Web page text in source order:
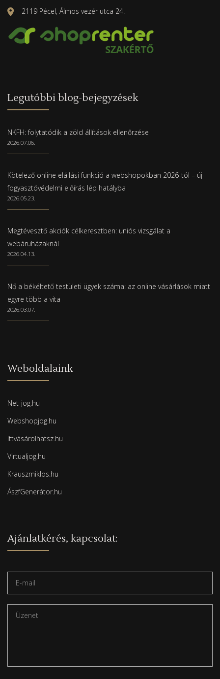
2119 Pécel, Álmos vezér utca 24.
Legutóbbi blog-bejegyzések
NKFH: folytatódik a zöld állítások ellenőrzése
2026.07.06.
Kötelező online elállási funkció a webshopokban 2026-tól – új
fogyasztóvédelmi előírás lép hatályba
2026.05.23.
Megtévesztő akciók célkeresztben: uniós vizsgálat a
webáruházaknál
2026.04.13.
Nő a békéltető testületi ügyek száma: az online vásárlások miatt
egyre több a vita
2026.03.07.
Weboldalaink
Net-jog.hu
Webshopjog.hu
Ittvásárolhatsz.hu
Virtualjog.hu
Krauszmiklos.hu
ÁszfGenerátor.hu
Ajánlatkérés, kapcsolat: